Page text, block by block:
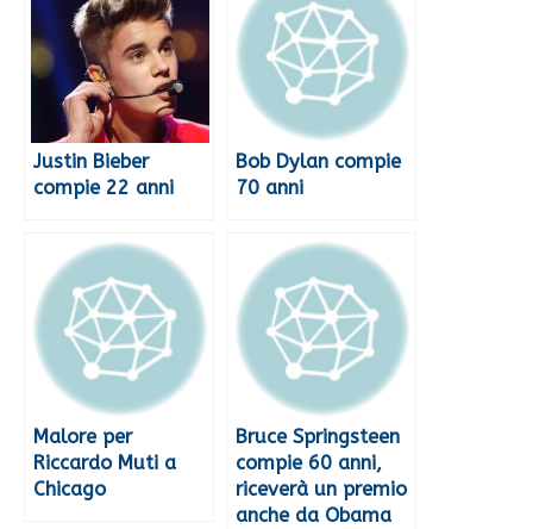
Justin Bieber
compie 22 anni
Bob Dylan compie
70 anni
Malore per
Riccardo Muti a
Chicago
Bruce Springsteen
compie 60 anni,
riceverà un premio
anche da Obama